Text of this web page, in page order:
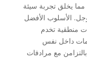
مما يخلق تجربة سيئة
الأسلوب الأفضل
منطقية تخدم
داخل نفس
مع مرادفات